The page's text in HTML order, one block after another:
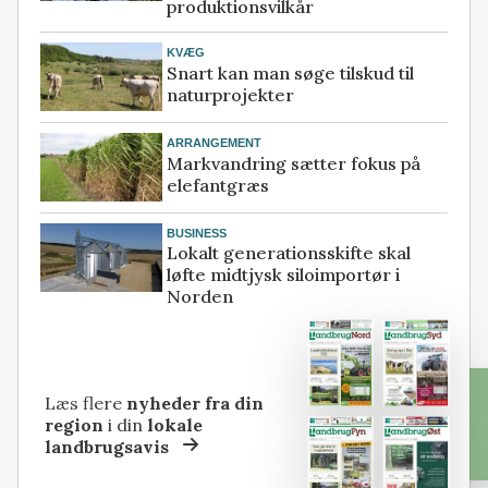
produktionsvilkår
KVÆG
Snart kan man søge tilskud til
naturprojekter
ARRANGEMENT
Markvandring sætter fokus på
elefantgræs
BUSINESS
Lokalt generationsskifte skal
løfte midtjysk siloimportør i
Norden
Læs flere nyheder fra din
region i dinlokale
landbrugsavis